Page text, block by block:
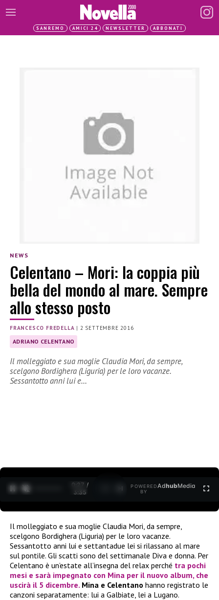
SANREMO AMICI 24 NEWSLETTER ABBONATI
NEWS
Celentano – Mori: la coppia più
bella del mondo al mare. Sempre
allo stesso posto
FRANCESCO FREDELLA | 2 SETTEMBRE 2016
ADRIANO CELENTANO
Il molleggiato e sua moglie Claudia Mori, da sempre,
scelgono Bordighera (Liguria) per le loro vacanze.
Sessantotto anni lui e…
0:27 /
3:35
POWERED
BY
AdhubMedia
Il molleggiato e sua moglie Claudia Mori, da sempre,
scelgono Bordighera (Liguria) per le loro vacanze.
Sessantotto anni lui e settantadue lei si rilassano al mare
sul pontile. Gli scatti sono del settimanale Diva e donna. Per
Celentano è un’estate all’insegna del relax perché tra pochi
mesi e sarà impegnato con Mina per il nuovo album, che
uscirà il 5 dicembre. Mina e Celentano hanno registrato le
canzoni separatamente: lui a Galbiate, lei a Lugano.